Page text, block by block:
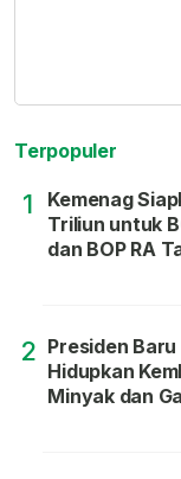
Terpopuler
1
Kemenag
Triliun untuk
dan BOP RA
2 Presiden Baru
Hidupkan
Minyak dan